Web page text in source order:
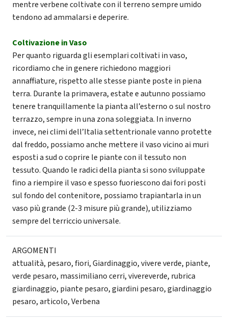
mentre verbene coltivate con il terreno sempre umido
tendono ad ammalarsi e deperire.
Coltivazione in Vaso
Per quanto riguarda gli esemplari coltivati in vaso,
ricordiamo che in genere richiedono maggiori
annaffiature, rispetto alle stesse piante poste in piena
terra. Durante la primavera, estate e autunno possiamo
tenere tranquillamente la pianta all’esterno o sul nostro
terrazzo, sempre in una zona soleggiata. In inverno
invece, nei climi dell’Italia settentrionale vanno protette
dal freddo, possiamo anche mettere il vaso vicino ai muri
esposti a sud o coprire le piante con il tessuto non
tessuto. Quando le radici della pianta si sono sviluppate
fino a riempire il vaso e spesso fuoriescono dai fori posti
sul fondo del contenitore, possiamo trapiantarla in un
vaso più grande (2-3 misure più grande), utilizziamo
sempre del terriccio universale.
ARGOMENTI
attualità, pesaro,fiori,Giardinaggio,vivere verde, piante,
verde pesaro, massimiliano cerri,vivereverde, rubrica
giardinaggio, piante pesaro,giardini pesaro,giardinaggio
pesaro,articolo,Verbena